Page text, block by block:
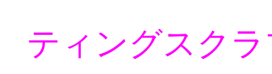
ティングスク